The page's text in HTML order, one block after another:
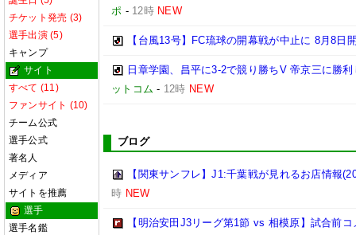
チケット発売 (3)
選手出演 (5)
キャンプ
サイト
すべて (11)
ファンサイト (10)
チーム公式
選手公式
著名人
メディア
サイトを推薦
選手
選手名鑑
ポ - 12時 NEW
【台風13号】FC琉球の開幕戦が中止に 8月8日
日章学園、昌平に3-2で競り勝ちV 帝京三に勝
ットコム - 12時 NEW
ブログ
【関東サンフレ】J1:千葉戦が見れるお店情報
時 NEW
【明治安田J3リーグ第1節 vs 相模原】試合前